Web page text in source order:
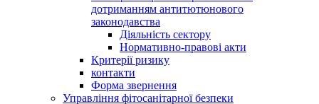
дотриманням антитютюнового
законодавства
Діяльність сектору
Нормативно-правові акти
Критерії ризику
контакти
Форма звернення
Управління фітосанітарної безпеки